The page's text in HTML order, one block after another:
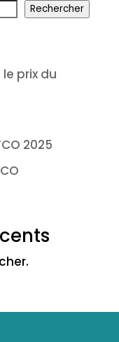
Rechercher
prix du
2025